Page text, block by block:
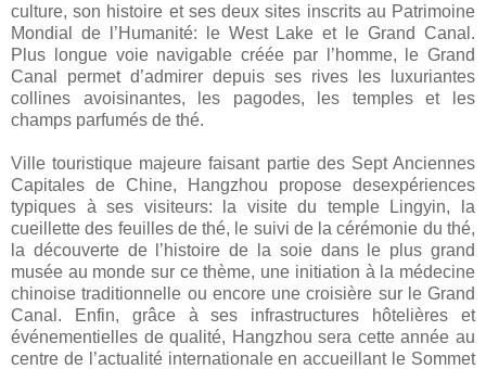
culture, son histoire et ses deux sites inscrits au Patrimoine
Mondial de l’Humanité: le West Lake et le Grand Canal.
Plus longue voie navigable créée par l’homme, le Grand
Canal permet d’admirer depuis ses rives les luxuriantes
collines avoisinantes, les pagodes, les temples et les
champs parfumés de thé.
Ville touristique majeure faisant partie des Sept Anciennes
Capitales de Chine, Hangzhou propose desexpériences
typiques à ses visiteurs: la visite du temple Lingyin, la
cueillette des feuilles de thé, le suivi de la cérémonie du thé,
la découverte de l’histoire de la soie dans le plus grand
musée au monde sur ce thème, une initiation à la médecine
chinoise traditionnelle ou encore une croisière sur le Grand
Canal. Enfin, grâce à ses infrastructures hôtelières et
événementielles de qualité, Hangzhou sera cette année au
centre de l’actualité internationale en accueillant le Sommet